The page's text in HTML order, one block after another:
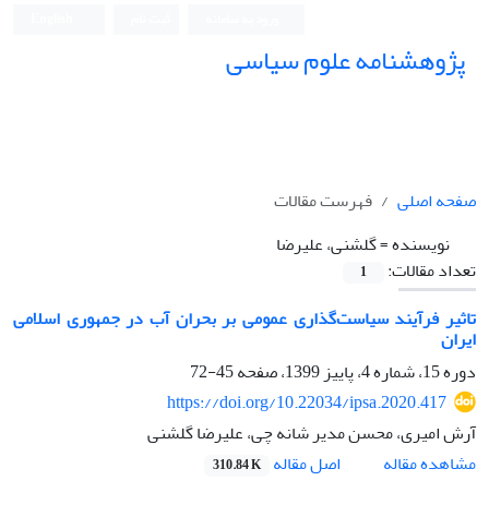
پژوهشنامه علوم سیاسی
صفحه اصلی
فهرست مقالات
نویسنده =گلشنی، علیرضا
تعداد مقالات:
1
تاثیر فرآیند سیاست‌گذاری عمومی بر بحران آب در جمهوری اسلامی
ایران
دوره 15، شماره 4، پاییز 1399، صفحه
45-72
https://doi.org/10.22034/ipsa.2020.417
آرش امیری، محسن مدیر شانه چی، علیرضا گلشنی
مشاهده مقاله
اصل مقاله 310.84 K